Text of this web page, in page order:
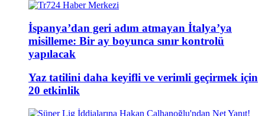
İspanya’dan geri adım atmayan İtalya’ya
misilleme: Bir ay boyunca sınır kontrolü
yapılacak
Yaz tatilini daha keyifli ve verimli geçirmek için
20 etkinlik